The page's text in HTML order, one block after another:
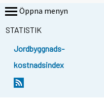
Öppna menyn
STATISTIK
Jordbyggnads-
kostnadsindex